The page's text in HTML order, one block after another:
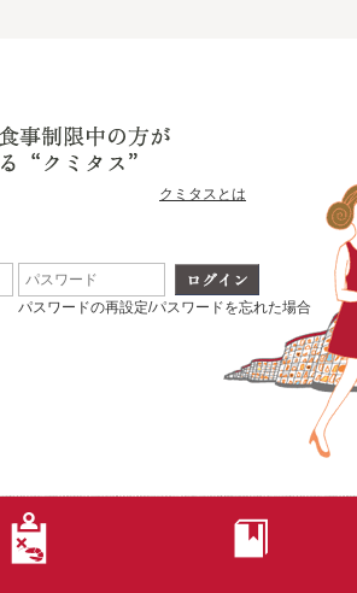
クミタスとは
パスワードの再設定/パスワードを忘れた場合